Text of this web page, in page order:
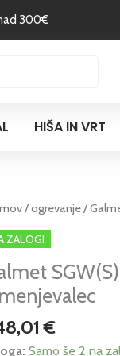
300€
HIŠA IN VRT
/ogrevanje/
ZALOGI
€
Samo še 2 na